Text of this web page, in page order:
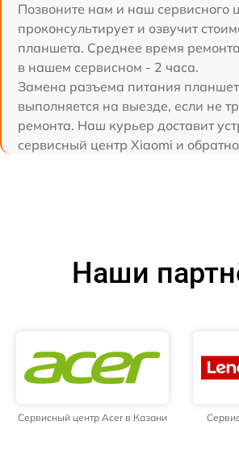
Позвоните нам и наш сервисного
проконсультирует и озвучит
планшета. Среднее время
в нашем сервисном - 2 часа.
Замена разъема питания
выполняется на выезде, если не
ремонта. Наш курьер доставит
сервисный центр Xiaomi и
Наши
Сервисный центр Acer в Казани